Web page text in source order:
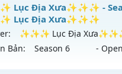
Non Reset
Mu Nguyên bản
XShield
Tể Mu Season 2. - Lộ
mới ra tháng 08 2026 -
08/2626
Lục Địa Xưa✨✨✨ -
Lục Địa Xưa✨✨✨
✨✨✨ Lục Địa
Bản:
Season 6 -